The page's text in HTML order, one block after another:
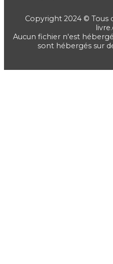
Copyright 2024 © Tous
Aucun fichier n'est
sont hébergés sur